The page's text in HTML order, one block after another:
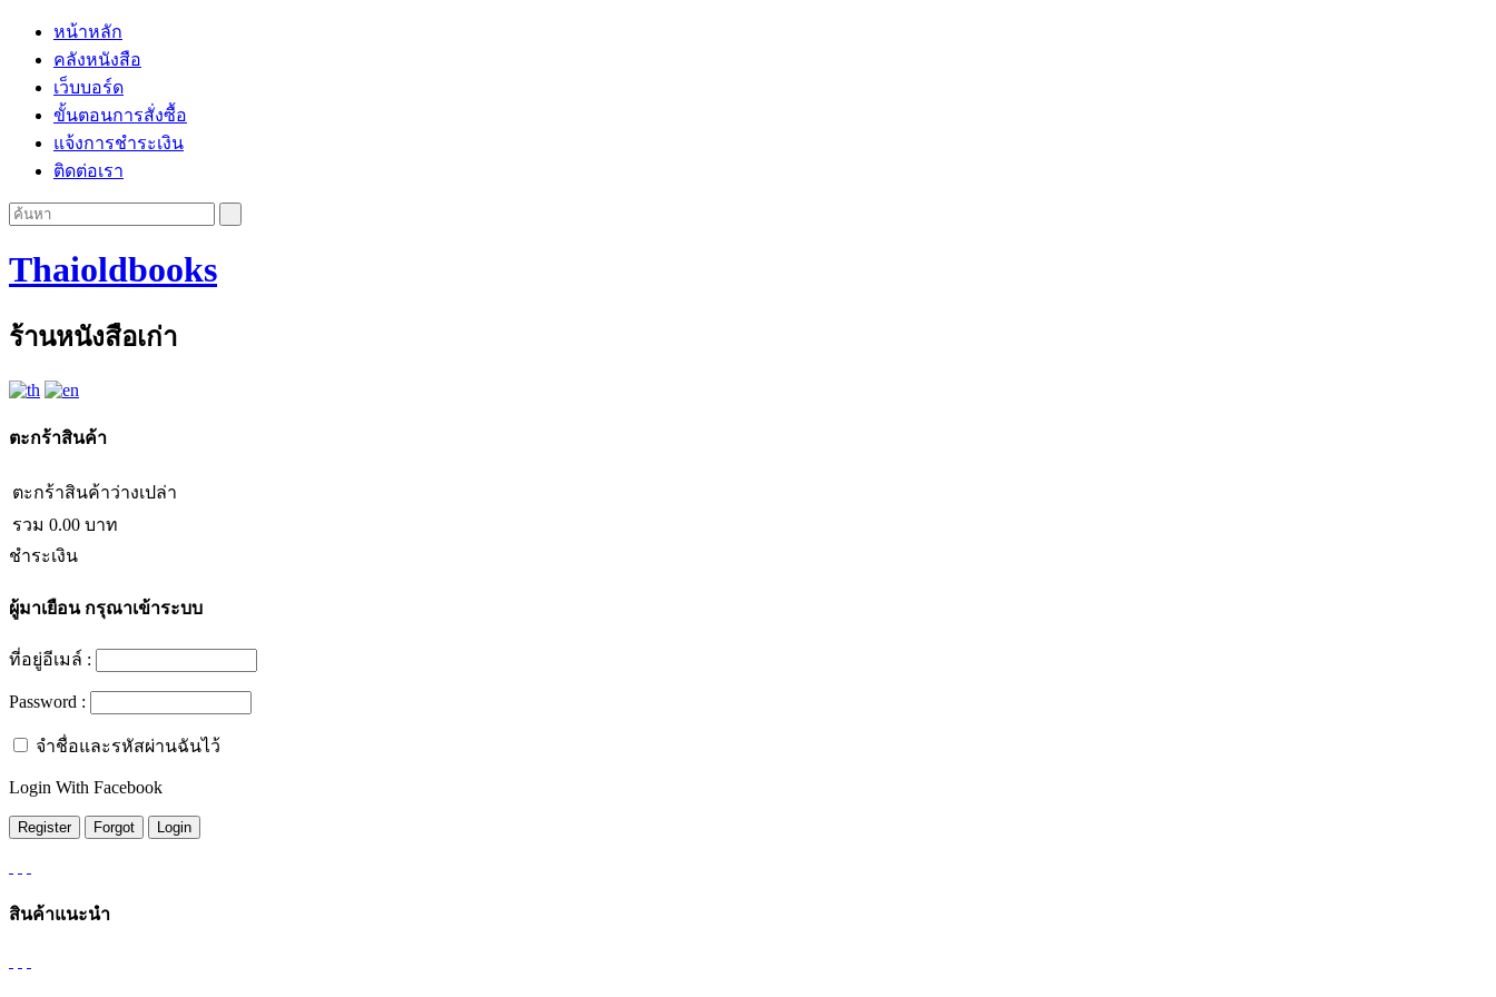
หน้าหลัก
คลังหนังสือ
เว็บบอร์ด
ขั้นตอนการสั่งซื้อ
แจ้งการชำระเงิน
ติดต่อเรา
Thaioldbooks
ร้านหนังสือเก่า
ตะกร้าสินค้า
ตะกร้าสินค้าว่างเปล่า
รวม 0.00 บาท
ชำระเงิน
ผู้มาเยือนกรุณาเข้าระบบ
ที่อยู่อีเมล์ :
Password :
จำชื่อและรหัสผ่านฉันไว้
Login With Facebook
สินค้าแนะนำ